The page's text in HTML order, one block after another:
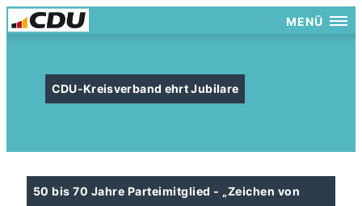
MENÜ
CDU-Kreisverband ehrt Jubilare
50 bis 70 Jahre Parteimitglied - „Zeichen von